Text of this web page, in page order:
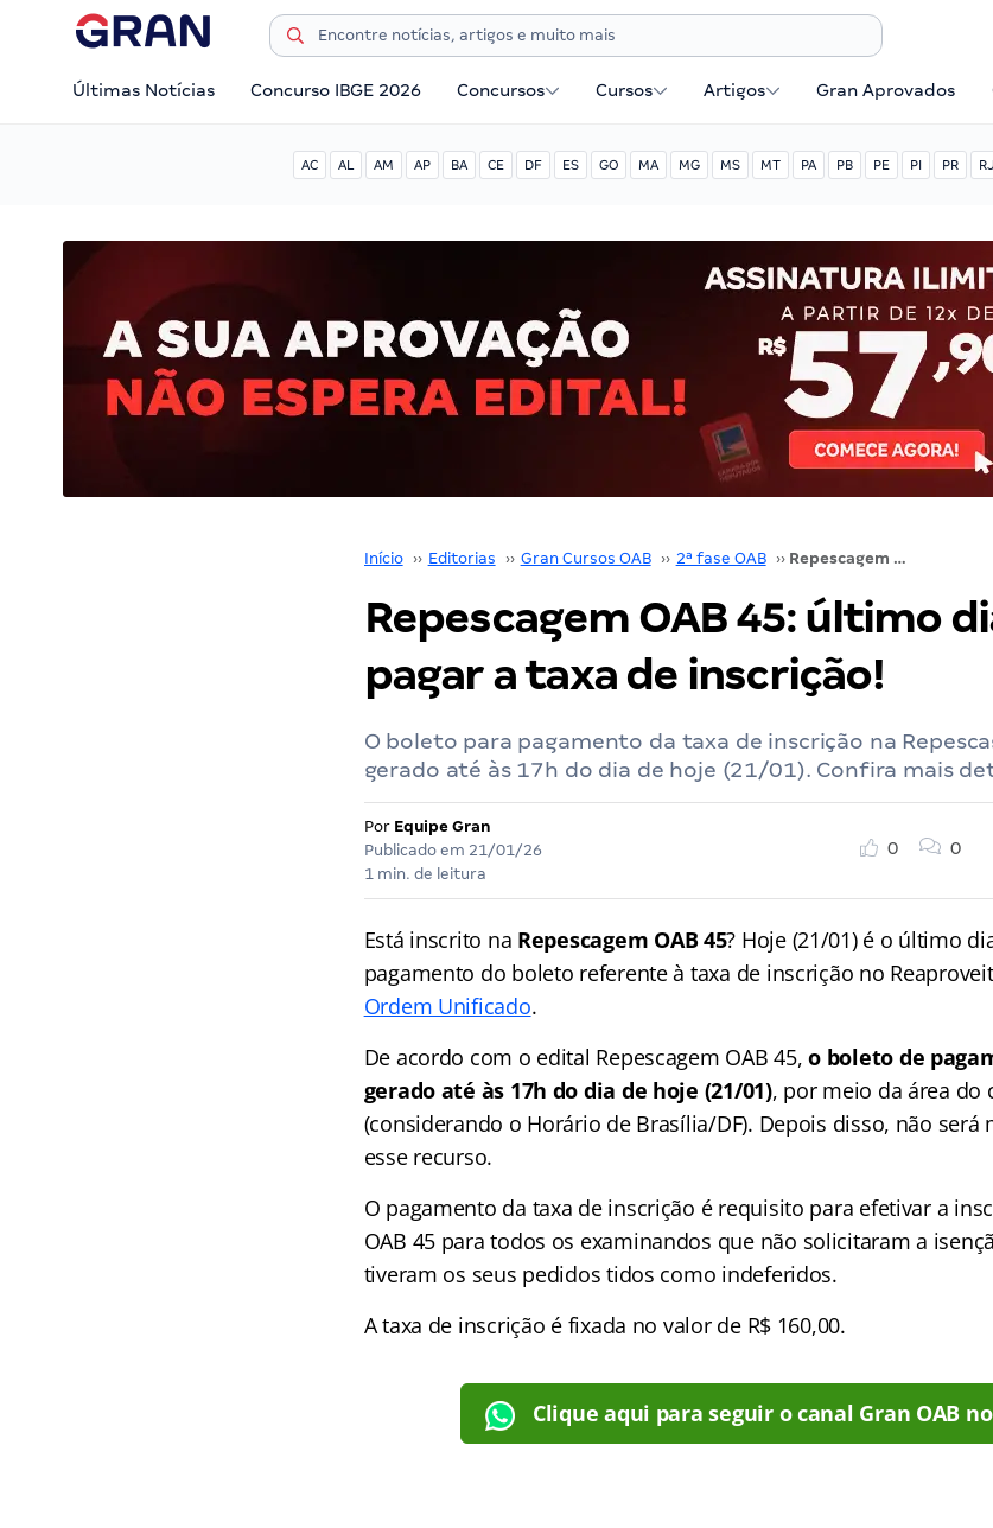
Últimas Notícias Concurso IBGE 2026 Concursos Cursos Artigos Gran Aprovados
AC AL AM AP BA CE DF ES GO MA MG MS MT PA PB PE PI PR RJ
Início ›› Editorias ›› Gran Cursos OAB ›› 2ª fase OAB ›› Repescagem OAB 45: último dia para pagar a taxa de inscrição!
Repescagem OAB 45: último
pagar a taxa de inscrição!
O boleto para pagamento da taxa de inscrição na
gerado até às 17h do dia de hoje (21/01). Confira mais
Por Equipe Gran
Publicado em 21/01/26
1 min. de leitura
0 0
Está inscrito na Repescagem OAB 45? Hoje (21/01) é o último
pagamento do boleto referente à taxa de inscrição no
Ordem Unificado.
De acordo com o edital Repescagem OAB 45,o boleto de
gerado até às 17h do dia de hoje (21/01), por meio da área do
(considerando o Horário de Brasília/DF). Depois disso, não será
esse recurso.
O pagamento da taxa de inscrição é requisito para efetivar a
OAB 45 para todos os examinandos que não solicitaram a
tiveram os seus pedidos tidos como indeferidos.
A taxa de inscrição é fixada no valor de R$ 160,00.
Clique aqui para seguir o canal Gran OAB